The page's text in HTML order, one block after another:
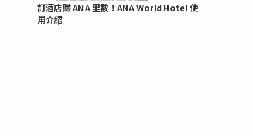
訂酒店賺 ANA 里數！ANA World Hotel 使
用介紹